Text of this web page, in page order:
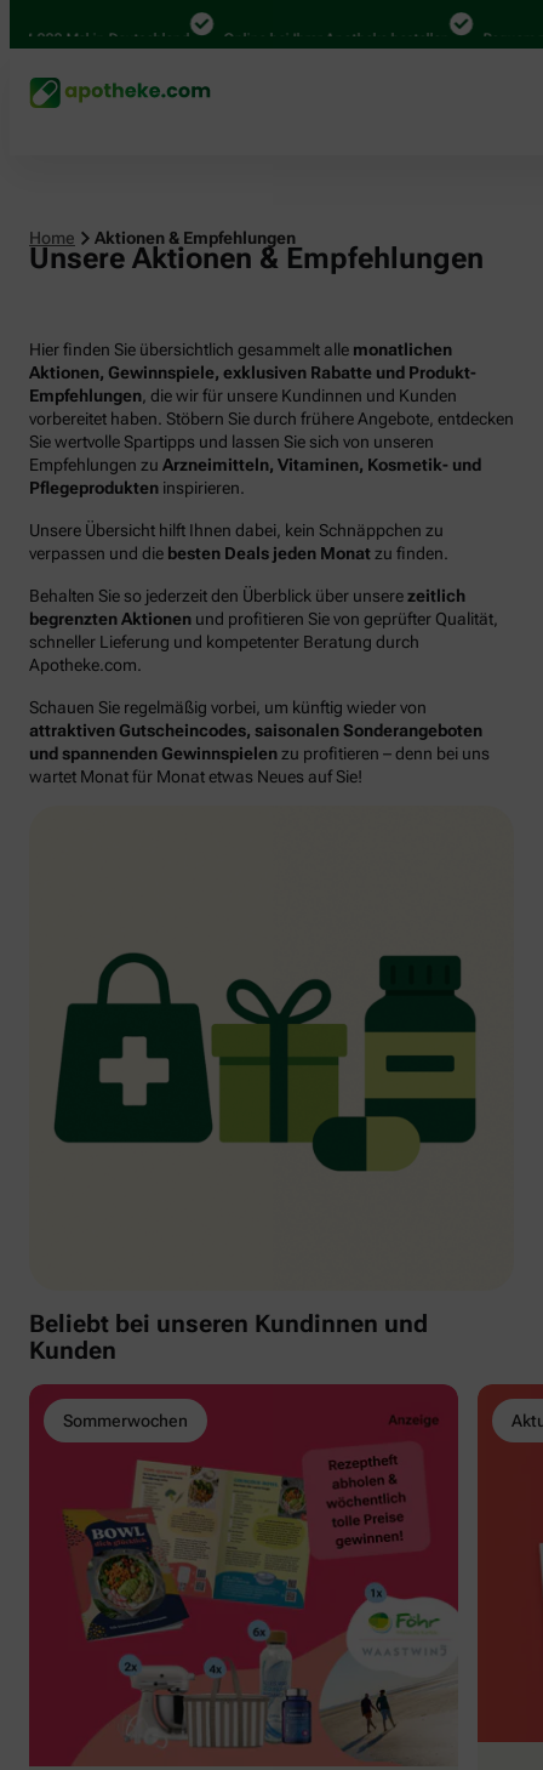
Mal in Deutschland Online bei Ihrer Apotheke bestellen Bequem
Home Aktionen & Empfehlungen
Unsere Aktionen & Empfehlungen
Hier finden Sie übersichtlich gesammelt alle monatlichen
Aktionen, Gewinnspiele, exklusiven Rabatte und Produkt-
Empfehlungen , die wir für unsere Kundinnen und Kunden
vorbereitet haben. Stöbern Sie durch frühere Angebote, entdecken
Sie wertvolle Spartipps und lassen Sie sich von unseren
Empfehlungen zu Arzneimitteln, Vitaminen, Kosmetik- und
Pflegeprodukten inspirieren.
Unsere Übersicht hilft Ihnen dabei, kein Schnäppchen zu
verpassen und die besten Deals jeden Monatzu finden.
Behalten Sie so jederzeit den Überblick über unserezeitlich
begrenzten Aktionen und profitieren Sie von geprüfter Qualität,
schneller Lieferung und kompetenter Beratung durch
Apotheke.com.
Schauen Sie regelmäßig vorbei, um künftig wieder von
attraktiven Gutscheincodes, saisonalen Sonderangeboten
und spannenden Gewinnspielenzu profitieren – denn bei uns
wartet Monat für Monat etwas Neues auf Sie!
Beliebt bei unseren Kundinnen und
Kunden
Sommerwochen